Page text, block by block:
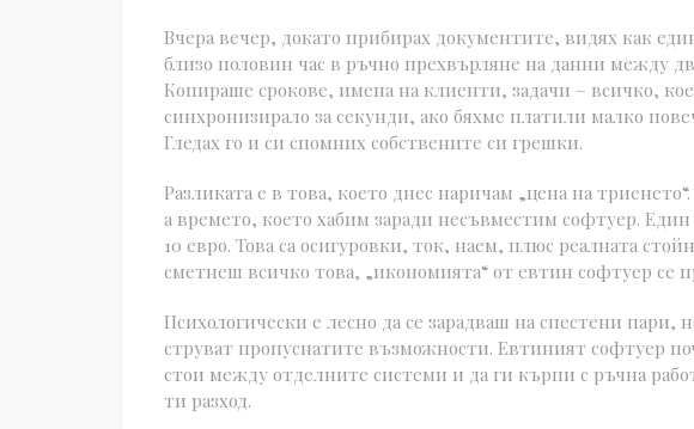
Вчера вечер, докато прибирах документите, видях как
близо половин час в ръчно прехвърляне на данни между
Копираше срокове, имена на клиенти, задачи – всичко,
синхронизирало за секунди, ако бяхме платили малко
Гледах го и си спомних собствените си грешки.
Разликата е в това, което днес наричам „цена на
а времето, което хабим заради несъвместим софтуер. Един
10 евро. Това са осигуровки, ток, наем, плюс реалната
сметнеш всичко това, „икономията“ от евтин софтуер се
Психологически е лесно да се зарадваш на спестени пари,
струват пропуснатите възможности. Евтиният софтуер
стои между отделните системи и да ги кърпи с ръчна
ти разход.